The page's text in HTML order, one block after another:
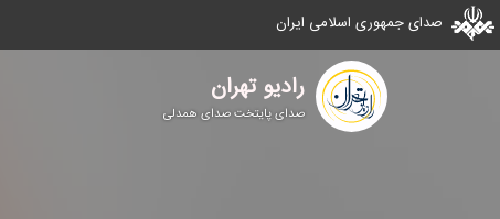
صدای جمهوری اسلامی ایران
رادیو تهران
صدای پایتخت صدای همدلی